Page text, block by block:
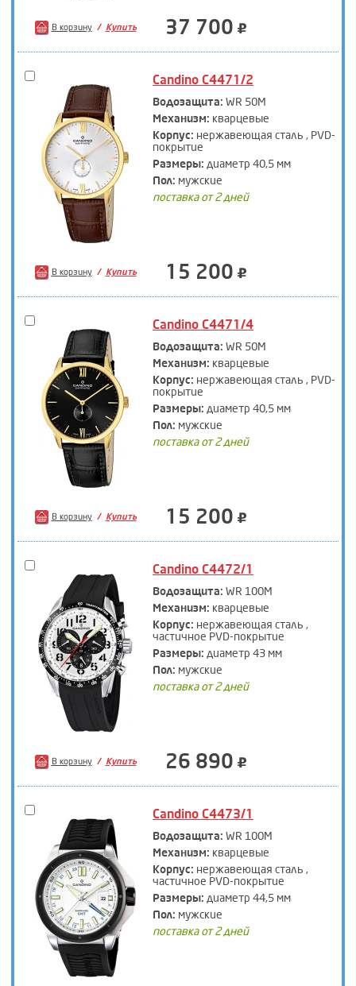
В корзину Купить 37 700
Candino C4471/2
Водозащита: WR 50M
Механизм: кварцевые
Корпус: нержавеющая сталь , PVD-
покрытие
Размеры: диаметр 40,5 мм
Пол: мужские
поставка от 2 дней
В корзину Купить 15 200
Candino C4471/4
Водозащита: WR 50M
Механизм: кварцевые
Корпус: нержавеющая сталь , PVD-
покрытие
Размеры: диаметр 40,5 мм
Пол: мужские
поставка от 2 дней
В корзину Купить 15 200
Candino C4472/1
Водозащита: WR 100M
Механизм: кварцевые
Корпус: нержавеющая сталь ,
частичное PVD-покрытие
Размеры: диаметр 43 мм
Пол: мужские
поставка от 2 дней
В корзину Купить 26 890
Candino C4473/1
Водозащита: WR 100M
Механизм: кварцевые
Корпус: нержавеющая сталь ,
частичное PVD-покрытие
Размеры: диаметр 44,5 мм
Пол: мужские
поставка от 2 дней